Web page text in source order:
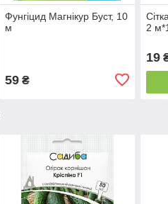
Фунгіцид Магнікур Буст, 10
м
59₴
2
19